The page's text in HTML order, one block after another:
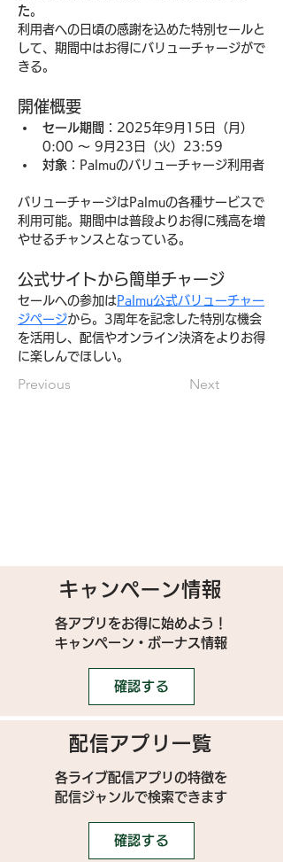
た。
利用者への日頃の感謝を込めた特別セールと
して、期間中はお得にバリューチャージがで
きる。
開催概要
セール期間 ：2025年9月15日（月）
0:00 〜 9月23日（火）23:59
対象 ：Palmuのバリューチャージ利用者
バリューチャージはPalmuの各種サービスで
利用可能。期間中は普段よりお得に残高を増
やせるチャンスとなっている。
公式サイトから簡単チャージ
セールへの参加は Palmu公式バリューチャー
ジページから。3周年を記念した特別な機会
を活用し、配信やオンライン決済をよりお得
に楽しんでほしい。
Previous Next
キャンペーン情報
各アプリをお得に始めよう！
キャンペーン・ボーナス情報
確認する
配信アプリ一覧
各ライブ配信アプリの特徴を
配信ジャンルで検索できます
確認する